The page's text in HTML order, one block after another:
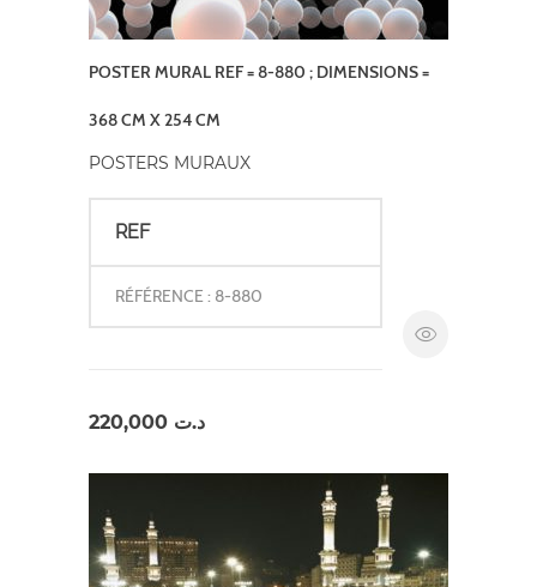
POSTER MURAL REF = 8-880 ; DIMENSIONS =
368 CM X 254 CM
POSTERS MURAUX
REF
RÉFÉRENCE : 8-880
د.ت